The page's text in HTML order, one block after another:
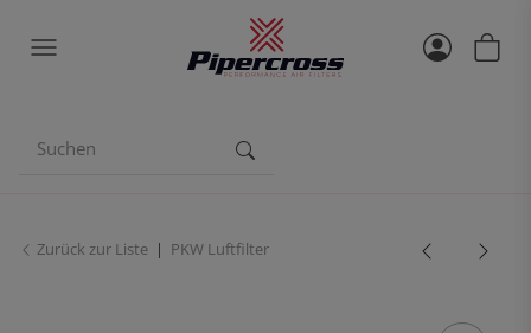
Zurück zur Liste PKW Luftfilter